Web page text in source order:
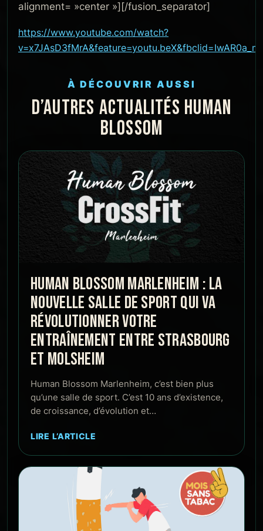
alignment= »center »][/fusion_separator]
https://www.youtube.com/watch?
À DÉCOUVRIR AUSSI
D’AUTRES ACTUALITÉS HUMAN
BLOSSOM
HUMAN BLOSSOM MARLENHEIM : LA
NOUVELLE SALLE DE SPORT QUI VA
RÉVOLUTIONNER VOTRE
ENTRAÎNEMENT ENTRE STRASBOURG
ET MOLSHEIM
Human Blossom Marlenheim, c’est bien plus
qu’une salle de sport. C’est 10 ans d’existence,
de croissance, d’évolution et…
LIRE L’ARTICLE